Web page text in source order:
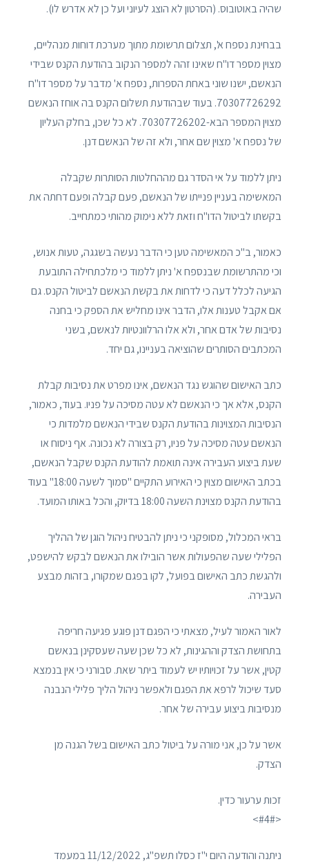
שהיה באוטובוס. (הסרטון לא הוצג לעיוני ועל כן לא אדרש לו).
בבחינת נספח א', תצלום תרשומת מתוך מערכת דוחות מנהליים,
מצוין מספר דו"ח שאינו זהה למספר הנקוב בהודעת הקנס שבידי
הנאשם, ישנו שוני באחת הספרות, נספח א' מדבר על מספר דו"ח
70307726292. בעוד שבהודעת תשלום הקנס בה אוחז הנאשם
מצוין המספר הבא-70307726202. לא כל שכן, בחלק העליון
של נספח א' מצוין שם אחר, ולא זה של הנאשם דנן.
ניתן ללמוד על אי הסדר גם מההחלטות הסותרות שקבלה
המאשימה בעניין פנייתו של הנאשם, פעם קבלה ופעם דחתה את
בקשתו לביטול הדו"ח וזאת ללא נימוק מהותי כמתחייב.
כאמור, ב"כ המאשימה טען כי הדבר נעשה בשגגה, טעות אנוש,
וכי מהתרשומת שבנספח א' ניתן ללמוד כי מלכתחילה התובעת
הגיעה לכלל דעה כי לדחות את בקשת הנאשם לביטול הקנס. גם
אם אקבל טענות אלו, הדבר אינו מחליש את הספק כי בחנה
נסיבות של אדם אחר, ולא אלו הרלוונטיות לנאשם, בשני
המכתבים הסותרים שהוציאה בעניינו, גם יחד.
כתב האישום שהוגש נגד הנאשם, אינו מפרט את נסיבות קבלת
הקנס, אלא אך כי הנאשם לא עטה מסיכה על פניו. בעוד, כאמור,
הנסיבות המצוינות בהודעת הקנס שבידי הנאשם מלמדות כי
הנאשם עטה מסיכה על פניו, רק בצורה לא נכונה. אף ניסוח או
שעת ביצוע העבירה אינה תואמת להודעת הקנס שקבל הנאשם,
בכתב האישום מצוין כי האירוע התקיים "סמוך לשעה 18:00" בעוד
בהודעת הקנס מצוינת השעה 18:00 בדיוק, והכל באותו המועד.
בראי המכלול, מסופקני כי ניתן להבטיח ניהול הוגן של ההליך
הפלילי שעה שהפעולות אשר הובילו את הנאשם לבקש להישפט,
ולהגשת כתב האישום בפועל, לקו בפגם שמקורו, בזהות מבצע
העבירה.
לאור האמור לעיל, מצאתי כי הפגם דנן פוגע פגיעה חריפה
בתחושת הצדק וההגינות, לא כל שכן שעה שעסקינן בנאשם
קטין, אשר על זכויותיו יש לעמוד ביתר שאת. סבורני כי אין בנמצא
סעד שיכול לרפא את הפגם ולאפשר ניהול הליך פלילי הנבנה
מנסיבות ביצוע עבירה של אחר.
אשר על כן, אני מורה על ביטול כתב האישום בשל הגנה מן
הצדק.
זכות ערעור כדין.
<#4#>
ניתנה והודעה היום י"ז כסלו תשפ"ג, 11/12/2022 במעמד